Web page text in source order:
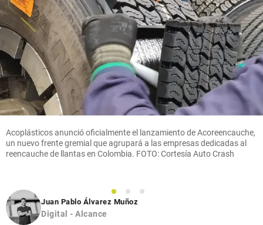
Acoplásticos anunció oficialmente el lanzamiento de Acoreencauche,
un nuevo frente gremial que agrupará a las empresas dedicadas al
reencauche de llantas en Colombia. FOTO: Cortesía Auto Crash
1 2
3
Juan Pablo Álvarez Muñoz
Digital - Alcance